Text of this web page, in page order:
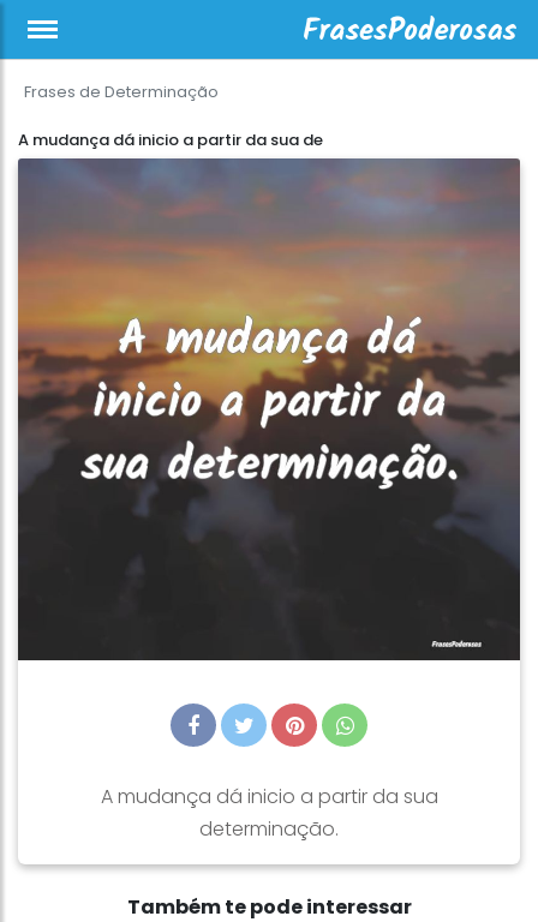
Frases de Determinação
A mudança dá inicio a partir da sua de
A mudança dá inicio a partir da sua
determinação.
Também te pode interessar